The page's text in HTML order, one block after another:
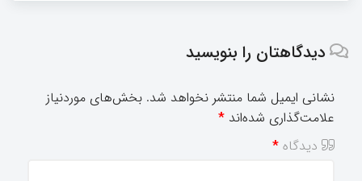
دیدگاهتان را بنویسید
نشانی ایمیل شما منتشر نخواهد شد. بخش‌های موردنیاز
علامت‌گذاری شده‌اند *
دیدگاه *